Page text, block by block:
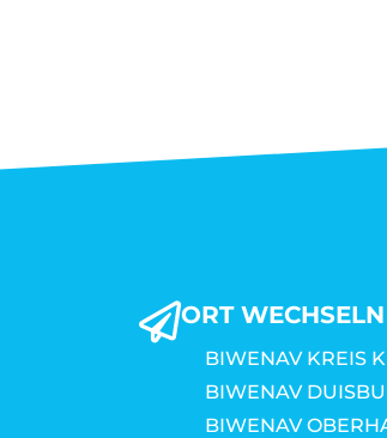
ORT WECHSELN
BIWENAV KREIS
BIWENAV
BIWENAV